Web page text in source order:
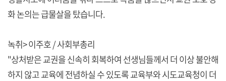
화 논의는 급물살을 탔습니다.
녹취> 이주호 / 사회부총리
"상처받은 교권을 신속히 회복하여 선생님들께서 더 이상 불안해
하지 않고 교육에 전념하실 수 있도록 교육부와 시도교육청이 더